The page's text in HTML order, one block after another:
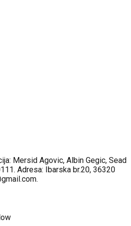
Mersid Agovic, Albin Gegic, Sead
Adresa: Ibarska br.20, 36320
.